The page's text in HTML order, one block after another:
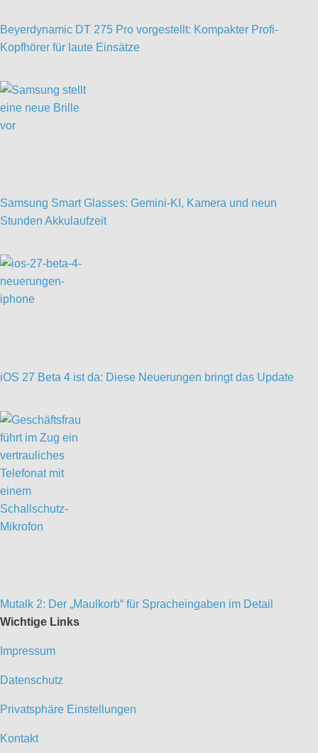
Beyerdynamic DT 275 Pro vorgestellt: Kompakter Profi-
Kopfhörer für laute Einsätze
Samsung Smart Glasses: Gemini-KI, Kamera und neun
Stunden Akkulaufzeit
iOS 27 Beta 4 ist da: Diese Neuerungen bringt das Update
Mutalk 2: Der „Maulkorb“ für Spracheingaben im Detail
Wichtige Links
Impressum
Datenschutz
Privatsphäre Einstellungen
Kontakt